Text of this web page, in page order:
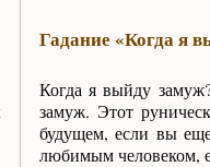
Гадание «Когда я
Когда я выйду
замуж. Этот
будущем, если вы
любимым человеком,